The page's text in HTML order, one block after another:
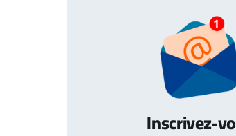
Inscrivez-